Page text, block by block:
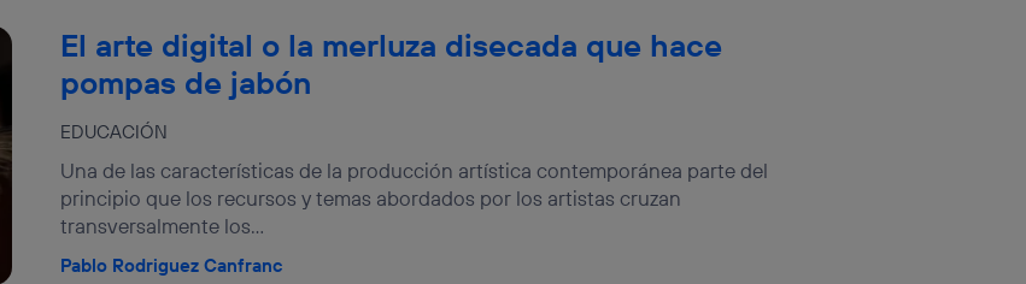
EDUCACIÓN
El arte digital o la merluza disecada que hace
pompas de jabón
Una de las características de la producción artística contemporánea parte del
principio que los recursos y temas abordados por los artistas cruzan
transversalmente los...
Pablo Rodriguez Canfranc